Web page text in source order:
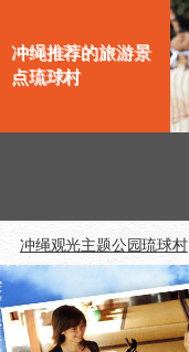
冲绳推荐的旅游景
点琉球村
冲绳观光主题公园琉球村